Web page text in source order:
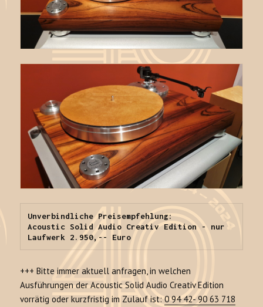
Unverbindliche Preisempfehlung:
Acoustic Solid Audio Creativ Edition - nur
Laufwerk 2.950,-- Euro
+++ Bitte immer aktuell anfragen, in welchen
Ausführungen der Acoustic Solid Audio Creativ Edition
vorrätig oder kurzfristig im Zulauf ist:0 94 42- 90 63 718